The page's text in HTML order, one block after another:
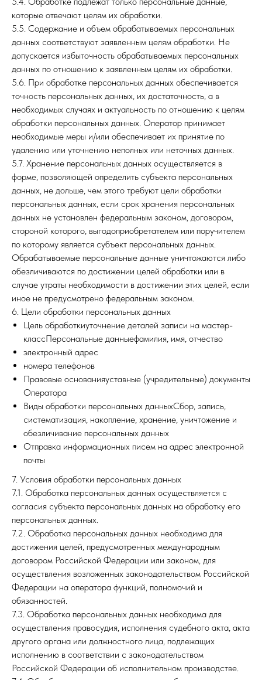
которые отвечают целям их обработки.
5.5. Содержание и объем обрабатываемых персональных
данных соответствуют заявленным целям обработки. Не
допускается избыточность обрабатываемых персональных
данных по отношению к заявленным целям их обработки.
5.6. При обработке персональных данных обеспечивается
точность персональных данных, их достаточность, а в
необходимых случаях и актуальность по отношению к целям
обработки персональных данных. Оператор принимает
необходимые меры и/или обеспечивает их принятие по
удалению или уточнению неполных или неточных данных.
5.7. Хранение персональных данных осуществляется в
форме, позволяющей определить субъекта персональных
данных, не дольше, чем этого требуют цели обработки
персональных данных, если срок хранения персональных
данных не установлен федеральным законом, договором,
стороной которого, выгодоприобретателем или поручителем
по которому является субъект персональных данных.
Обрабатываемые персональные данные уничтожаются либо
обезличиваются по достижении целей обработки или в
случае утраты необходимости в достижении этих целей, если
иное не предусмотрено федеральным законом.
6. Цели обработки персональных данных
Цель обработкиуточнение деталей записи на мастер-
классПерсональные данныефамилия, имя, отчество
электронный адрес
номера телефонов
Правовые основанияуставные (учредительные) документы
Оператора
Виды обработки персональных данныхСбор, запись,
систематизация, накопление, хранение, уничтожение и
обезличивание персональных данных
Отправка информационных писем на адрес электронной
почты
7. Условия обработки персональных данных
7.1. Обработка персональных данных осуществляется с
согласия субъекта персональных данных на обработку его
персональных данных.
7.2. Обработка персональных данных необходима для
достижения целей, предусмотренных международным
договором Российской Федерации или законом, для
осуществления возложенных законодательством Российской
Федерации на оператора функций, полномочий и
обязанностей.
7.3. Обработка персональных данных необходима для
осуществления правосудия, исполнения судебного акта, акта
другого органа или должностного лица, подлежащих
исполнению в соответствии с законодательством
Российской Федерации об исполнительном производстве.